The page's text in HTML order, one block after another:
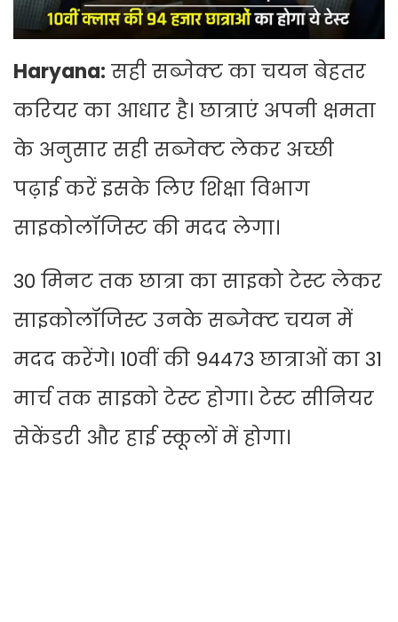
Haryana: सही सब्जेक्ट का चयन बेहतर
करियर का आधार है। छात्राएं अपनी क्षमता
के अनुसार सही सब्जेक्ट लेकर अच्छी
पढ़ाई करें इसके लिए शिक्षा विभाग
साइकोलॉजिस्ट की मदद लेगा।
30 मिनट तक छात्रा का साइको टेस्ट लेकर
साइकोलॉजिस्ट उनके सब्जेक्ट चयन में
मदद करेंगे। 10वीं की 94473 छात्राओं का 31
मार्च तक साइको टेस्ट होगा। टेस्ट सीनियर
सेकेंडरी और हाई स्कूलों में होगा।